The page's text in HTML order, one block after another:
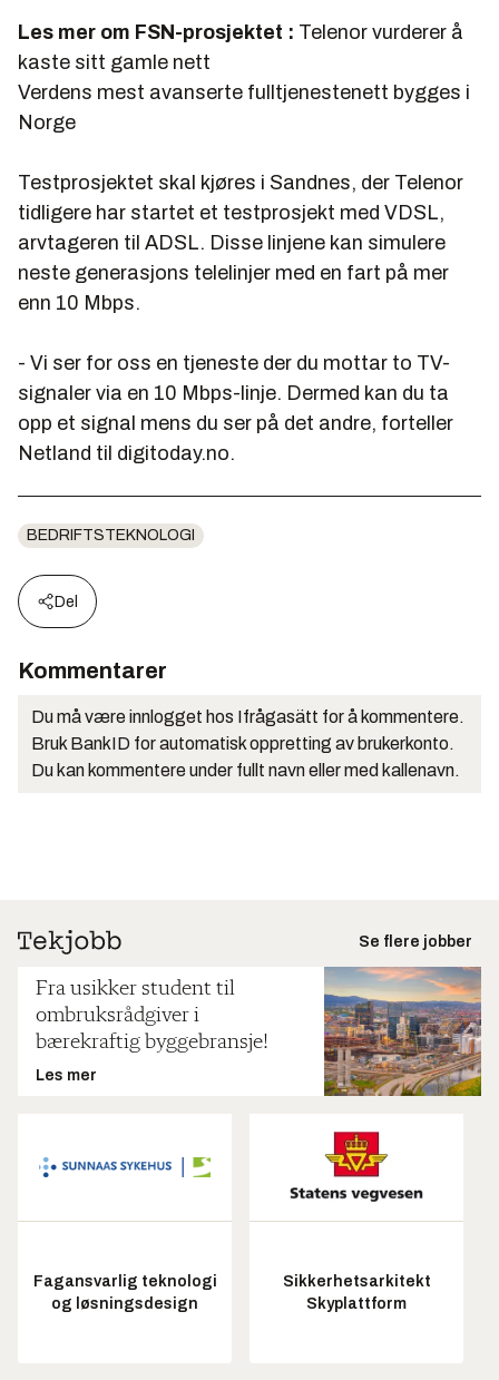
Les mer om FSN-prosjektet : Telenor vurderer å
kaste sitt gamle nett
Verdens mest avanserte fulltjenestenett bygges i
Norge
Testprosjektet skal kjøres i Sandnes, der Telenor
tidligere har startet et testprosjekt med VDSL,
arvtageren til ADSL. Disse linjene kan simulere
neste generasjons telelinjer med en fart på mer
enn 10 Mbps.
- Vi ser for oss en tjeneste der du mottar to TV-
signaler via en 10 Mbps-linje. Dermed kan du ta
opp et signal mens du ser på det andre, forteller
Netland til digitoday.no.
BEDRIFTSTEKNOLOGI
Del
Kommentarer
Du må være innlogget hos Ifrågasätt for å kommentere.
Bruk BankID for automatisk oppretting av brukerkonto.
Du kan kommentere under fullt navn eller med kallenavn.
Se flere jobber
Fra usikker student til
ombruksrådgiver i
bærekraftig byggebransje!
Les mer
Fagansvarlig teknologi
og løsningsdesign
Sikkerhetsarkitekt
Skyplattform